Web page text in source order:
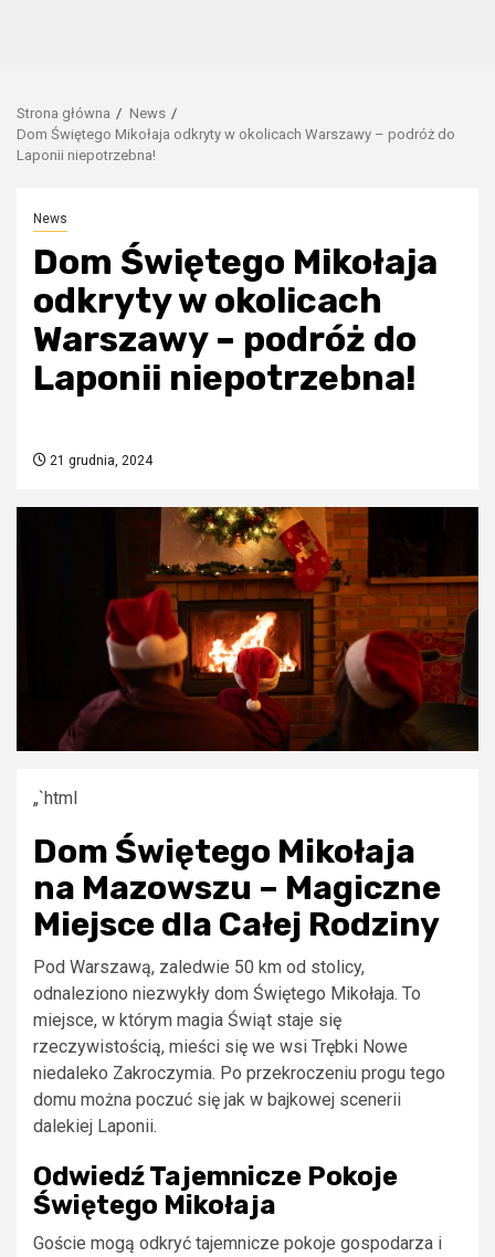
Strona główna
News
Dom Świętego Mikołaja odkryty w okolicach Warszawy – podróż do
Laponii niepotrzebna!
News
Dom Świętego Mikołaja
odkryty w okolicach
Warszawy – podróż do
Laponii niepotrzebna!
21 grudnia, 2024
„`html
Dom Świętego Mikołaja
na Mazowszu – Magiczne
Miejsce dla Całej Rodziny
Pod Warszawą, zaledwie 50 km od stolicy,
odnaleziono niezwykły dom Świętego Mikołaja. To
miejsce, w którym magia Świąt staje się
rzeczywistością, mieści się we wsi Trębki Nowe
niedaleko Zakroczymia. Po przekroczeniu progu tego
domu można poczuć się jak w bajkowej scenerii
dalekiej Laponii.
Odwiedź Tajemnicze Pokoje
Świętego Mikołaja
Goście mogą odkryć tajemnicze pokoje gospodarza i